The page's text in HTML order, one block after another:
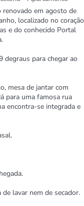
em agosto de
localizado no coração
e do conhecido Portal
degraus para chegar ao
mesa de jantar com
para uma famosa rua
encontra-se integrada e
lavar nem de secador.